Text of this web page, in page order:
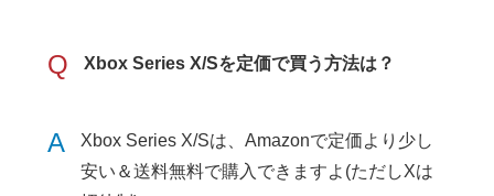
Q Xbox Series X/Sを定価で買う方法は？
A
Xbox Series X/Sは、Amazonで定価より少し
安い＆送料無料で購入できますよ(ただしXは